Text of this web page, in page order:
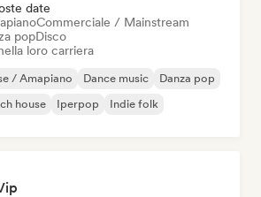
date
Commerciale / Mainstream
popDisco
loro carriera
/ Amapiano Dance music
Danza pop
house Iperpop Indie folk